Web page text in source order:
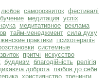
любов саморозвиток фестивалі
медитация успіх
наука медитативное реклама
тайм-менеджмент сила духу
женские практики психотерапія
системные
притчі
искусство
буддизм благодійність
релігія
доброта
любов до себе
християнство тренинги